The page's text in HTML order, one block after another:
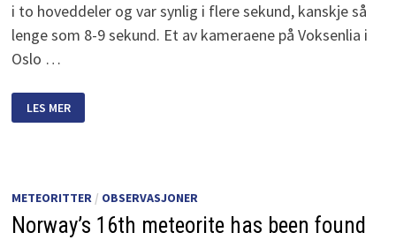
i to hoveddeler og var synlig i flere sekund, kanskje så
lenge som 8-9 sekund. Et av kameraene på Voksenlia i
Oslo …
OVER
ØSTLANDET
LES MER
METEORITTER/ OBSERVASJONER
Norway’s 16th meteorite has been found